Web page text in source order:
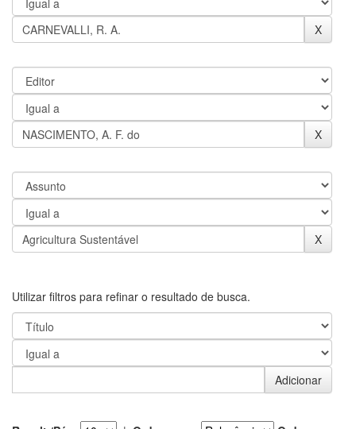
Utilizar filtros para refinar o resultado de busca.